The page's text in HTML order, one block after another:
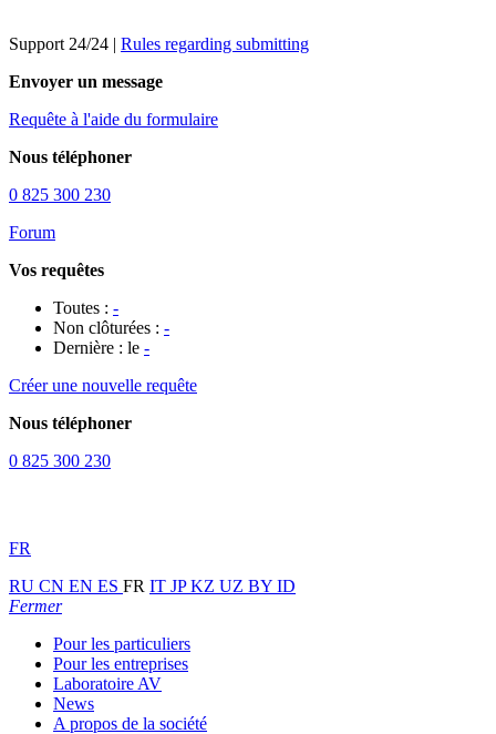
Support 24/24 | Rules regarding submitting
Envoyer un message
Requête à l'aide du formulaire
Nous téléphoner
0 825 300 230
Forum
Vos requêtes
Toutes : -
Non clôturées : -
Dernière : le -
Créer une nouvelle requête
Nous téléphoner
0 825 300 230
FR
RU CN EN ES FR IT JPKZ UZ BY ID
Fermer
Pour les particuliers
Pour les entreprises
Laboratoire AV
News
A propos de la société